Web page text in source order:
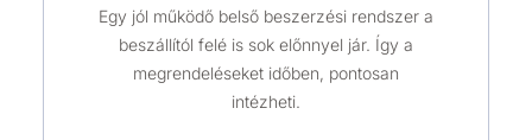
Egy jól működő belső beszerzési rendszer a
beszállítól felé is sok előnnyel jár. Így a
megrendeléseket időben, pontosan
intézheti.